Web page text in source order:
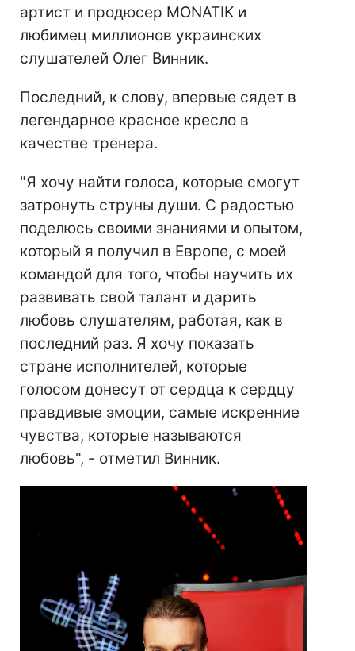
артист и продюсер MONATIK и
любимец миллионов украинских
слушателей Олег Винник.
Последний, к слову, впервые сядет в
легендарное красное кресло в
качестве тренера.
"Я хочу найти голоса, которые смогут
затронуть струны души. С радостью
поделюсь своими знаниями и опытом,
который я получил в Европе, с моей
командой для того, чтобы научить их
развивать свой талант и дарить
любовь слушателям, работая, как в
последний раз. Я хочу показать
стране исполнителей, которые
голосом донесут от сердца к сердцу
правдивые эмоции, самые искренние
чувства, которые называются
любовь", - отметил Винник.